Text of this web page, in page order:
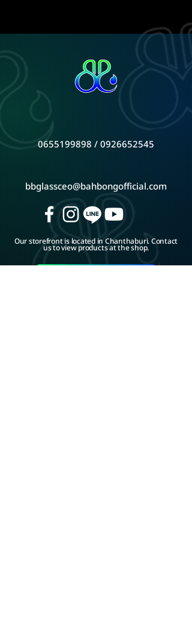
0655199898 /0926652545
bbglassceo@bahbongofficial.com
Our storefront is located in Chanthaburi. Contact
us to view products at the shop.